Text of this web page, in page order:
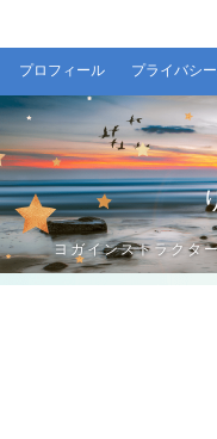
プロフィール プライバシ
ヨガインストラクタ